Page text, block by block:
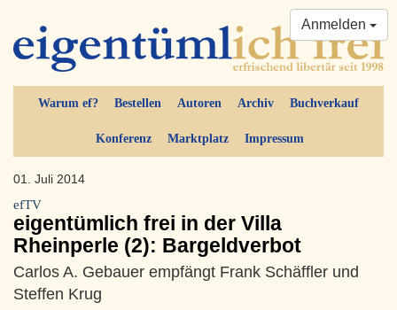
Warum ef? Bestellen Autoren Archiv Buchverkauf
Konferenz Marktplatz Impressum
Anmelden
01. Juli 2014
efTV
eigentümlich frei in der Villa
Rheinperle (2): Bargeldverbot
Carlos A. Gebauer empfängt Frank Schäffler und
Steffen Krug